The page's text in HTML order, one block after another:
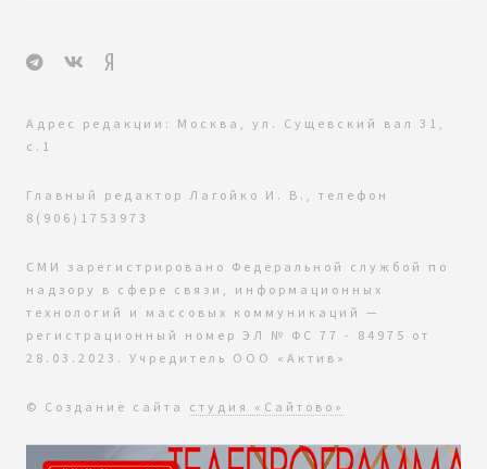
Адрес редакции: Москва, ул. Сущевский вал 31,
с.1
Главный редактор Лагойко И. В., телефон
8(906)1753973
СМИ зарегистрировано Федеральной службой по
надзору в сфере связи, информационных
технологий и массовых коммуникаций —
регистрационный номер ЭЛ № ФС 77 - 84975 от
28.03.2023. Учредитель ООО «Актив»
© Создание сайта студия «Сайтово»